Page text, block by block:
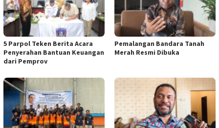
5 Parpol Teken Berita Acara
Penyerahan Bantuan Keuangan
dari Pemprov
Pemalangan Bandara Tanah
Merah Resmi Dibuka